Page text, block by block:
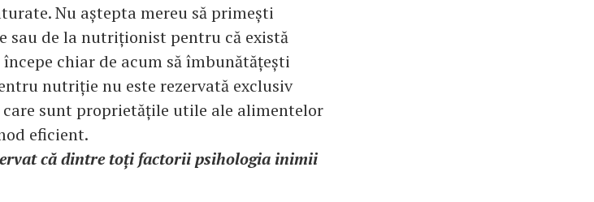
Nu aștepta mereu să primești
sau de la nutriționist pentru că există
chiar de acum să îmbunătățești
nutriție nu este rezervată exclusiv
sunt proprietățile utile ale alimentelor
eficient.
că dintre toți factorii psihologia inimii